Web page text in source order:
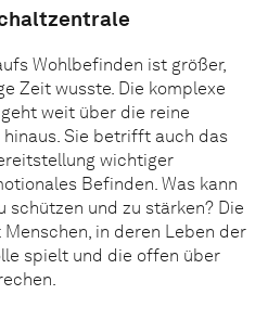
Wohlbefinden ist größer,
Zeit wusste. Die komplexe
weit über die reine
Sie betrifft auch das
wichtiger
Befinden. Was kann
schützen und zu stärken? Die
in deren Leben der
spielt und die offen über